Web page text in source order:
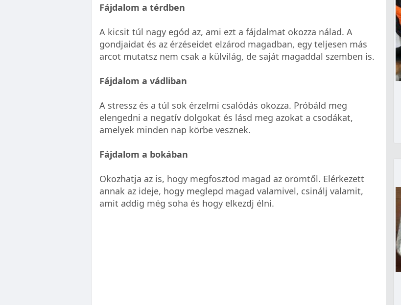
Fájdalom a térdben
A kicsit túl nagy egód az, ami ezt a fájdalmat okozza nálad. A
gondjaidat és az érzéseidet elzárod magadban, egy teljesen más
arcot mutatsz nem csak a külvilág, de saját magaddal szemben is.
Fájdalom a vádliban
A stressz és a túl sok érzelmi csalódás okozza. Próbáld meg
elengedni a negatív dolgokat és lásd meg azokat a csodákat,
amelyek minden nap körbe vesznek.
Fájdalom a bokában
Okozhatja az is, hogy megfosztod magad az örömtől. Elérkezett
annak az ideje, hogy meglepd magad valamivel, csinálj valamit,
amit addig még soha és hogy elkezdj élni.